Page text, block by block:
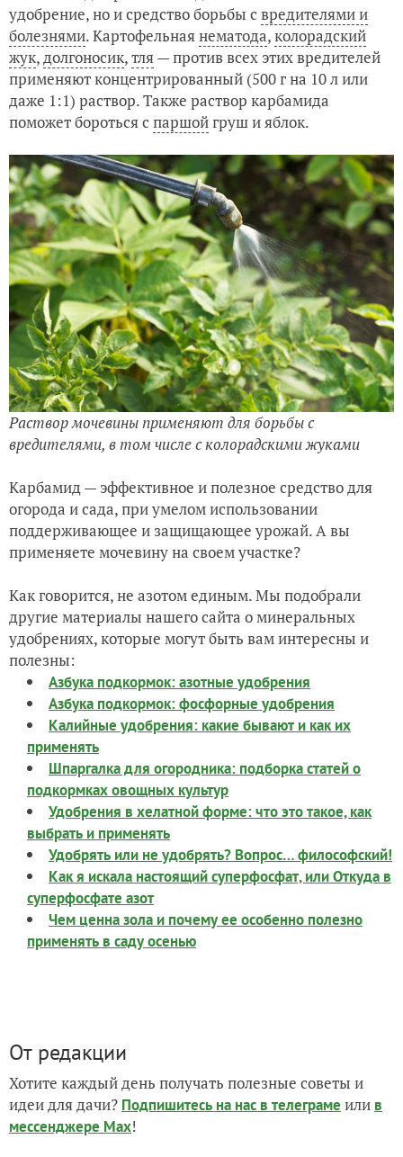
удобрение, но и средство борьбы с вредителями и
болезнями. Картофельнаянематода,колорадский
жук,долгоносик,тля— против всех этих вредителей
применяют концентрированный (500 г на 10 л или
даже 1:1) раствор. Также раствор карбамида
поможет бороться с паршойгруш и яблок.
Раствор мочевины применяют для борьбы с
вредителями, в том числе с колорадскими жуками
Карбамид — эффективное и полезное средство для
огорода и сада, при умелом использовании
поддерживающее и защищающее урожай. А вы
применяете мочевину на своем участке?
Как говорится, не азотом единым. Мы подобрали
другие материалы нашего сайта о минеральных
удобрениях, которые могут быть вам интересны и
полезны:
Азбука подкормок: азотные удобрения
Азбука подкормок: фосфорные удобрения
Калийные удобрения: какие бывают и как их
применять
Шпаргалка для огородника: подборка статей о
подкормках овощных культур
Удобрения в хелатной форме: что это такое, как
выбрать и применять
Удобрять или не удобрять? Вопрос… философский!
Как я искала настоящий суперфосфат, или Откуда в
суперфосфате азот
Чем ценна зола и почему ее особенно полезно
применять в саду осенью
От редакции
Хотите каждый день получать полезные советы и
идеи для дачи? Подпишитесь на нас в телеграме или в
мессенджере Max!